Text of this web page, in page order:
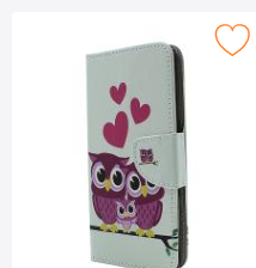
Merkitse kuviolompakko